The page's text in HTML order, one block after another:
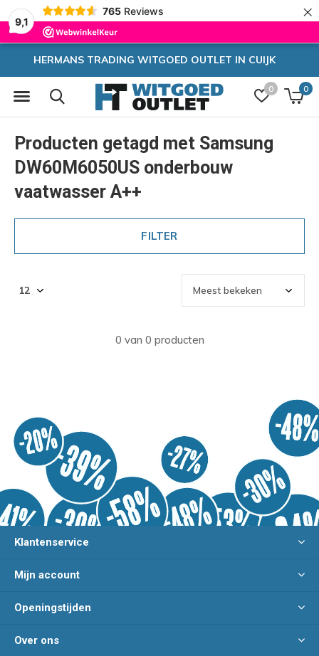
9,1
765 Reviews ×
0 0
OUTLET IN CUIJK
Producten getagd met Samsung
DW60M6050US onderbouw
vaatwasser A++
FILTER
0 van 0 producten
Klantenservice
Mijn account
Openingstijden
Over ons